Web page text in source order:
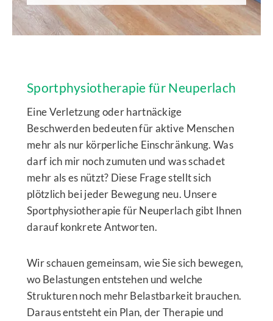
Sportphysiotherapie für Neuperlach
Eine Verletzung oder hartnäckige
Beschwerden bedeuten für aktive Menschen
mehr als nur körperliche Einschränkung. Was
darf ich mir noch zumuten und was schadet
mehr als es nützt? Diese Frage stellt sich
plötzlich bei jeder Bewegung neu. Unsere
Sportphysiotherapie für Neuperlach gibt Ihnen
darauf konkrete Antworten.
Wir schauen gemeinsam, wie Sie sich bewegen,
wo Belastungen entstehen und welche
Strukturen noch mehr Belastbarkeit brauchen.
Daraus entsteht ein Plan, der Therapie und